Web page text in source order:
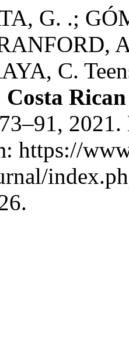
G. .;
C.
Costa
https://